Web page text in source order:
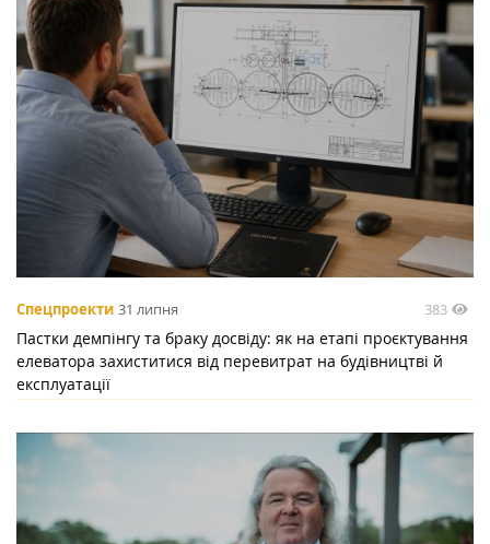
Спецпроекти 31 липня 383
Пастки демпінгу та браку досвіду: як на етапі проєктування
елеватора захиститися від перевитрат на будівництві й
експлуатації